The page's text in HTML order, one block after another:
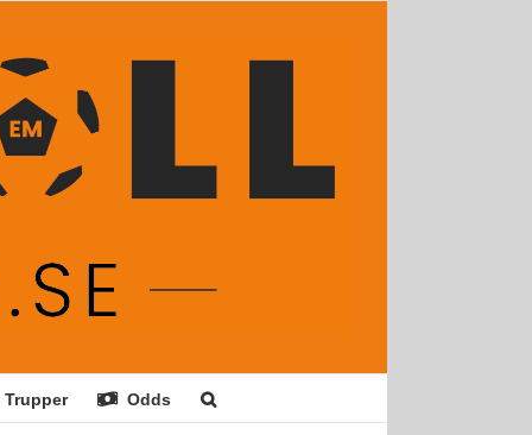
Trupper Odds